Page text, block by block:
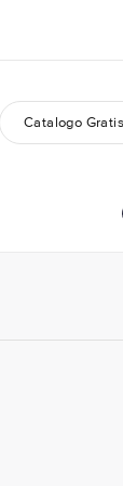
Catalogo Gratis